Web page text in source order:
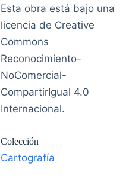
Esta obra está bajo una
licencia de Creative
Commons
Reconocimiento-
NoComercial-
CompartirIgual 4.0
Internacional.
Colección
Cartografía